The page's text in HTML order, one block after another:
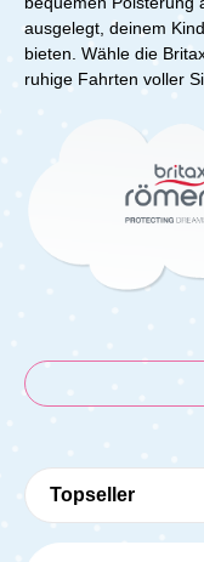
ausgelegt, deinem
bieten. Wähle die
ruhige Fahrten voller